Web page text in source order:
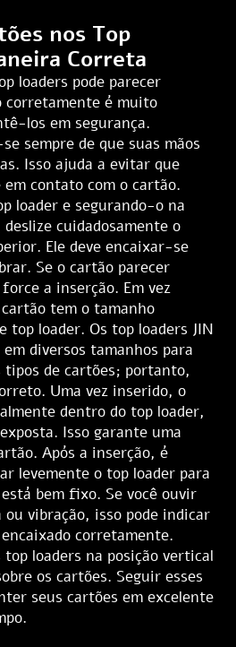
nos Top
Correta
loaders pode parecer
corretamente é muito
los em segurança.
sempre de que suas mãos
Isso ajuda a evitar que
contato com o cartão.
loader e segurando-o na
cuidadosamente o
Ele deve encaixar-se
Se o cartão parecer
a inserção. Em vez
tem o tamanho
top loader. Os top loaders JIN
diversos tamanhos para
de cartões; portanto,
Uma vez inserido, o
dentro do top loader,
Isso garante uma
Após a inserção, é
levemente o top loader para
bem fixo. Se você ouvir
vibração, isso pode indicar
corretamente.
loaders na posição vertical
os cartões. Seguir esses
seus cartões em excelente